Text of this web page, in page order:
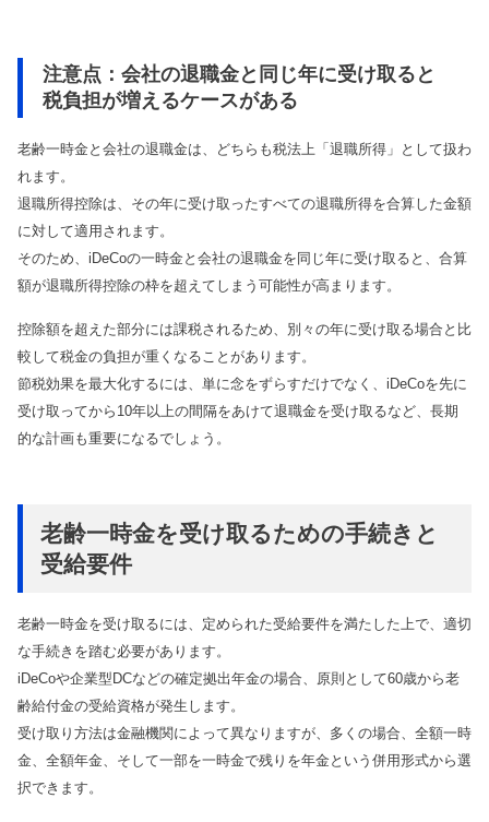
注意点：会社の退職金と同じ年に受け取ると
税負担が増えるケースがある
老齢一時金と会社の退職金は、どちらも税法上「退職所得」として扱わ
れます。
退職所得控除は、その年に受け取ったすべての退職所得を合算した金額
に対して適用されます。
そのため、iDeCoの一時金と会社の退職金を同じ年に受け取ると、合算
額が退職所得控除の枠を超えてしまう可能性が高まります。
控除額を超えた部分には課税されるため、別々の年に受け取る場合と比
較して税金の負担が重くなることがあります。
節税効果を最大化するには、単に念をずらすだけでなく、iDeCoを先に
受け取ってから10年以上の間隔をあけて退職金を受け取るなど、長期
的な計画も重要になるでしょう。
老齢一時金を受け取るための手続きと
受給要件
老齢一時金を受け取るには、定められた受給要件を満たした上で、適切
な手続きを踏む必要があります。
iDeCoや企業型DCなどの確定拠出年金の場合、原則として60歳から老
齢給付金の受給資格が発生します。
受け取り方法は金融機関によって異なりますが、多くの場合、全額一時
金、全額年金、そして一部を一時金で残りを年金という併用形式から選
択できます。